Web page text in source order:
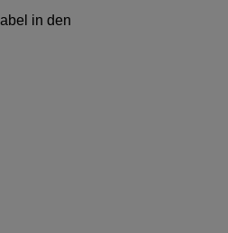
in den